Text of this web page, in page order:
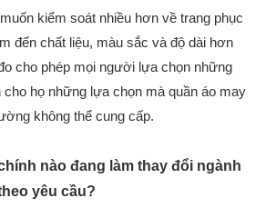
kiểm soát nhiều hơn về trang phục
đến chất liệu, màu sắc và độ dài hơn
cho phép mọi người lựa chọn những
cho họ những lựa chọn mà quần áo may
không thể cung cấp.
nào đang làm thay đổi ngành
yêu cầu?